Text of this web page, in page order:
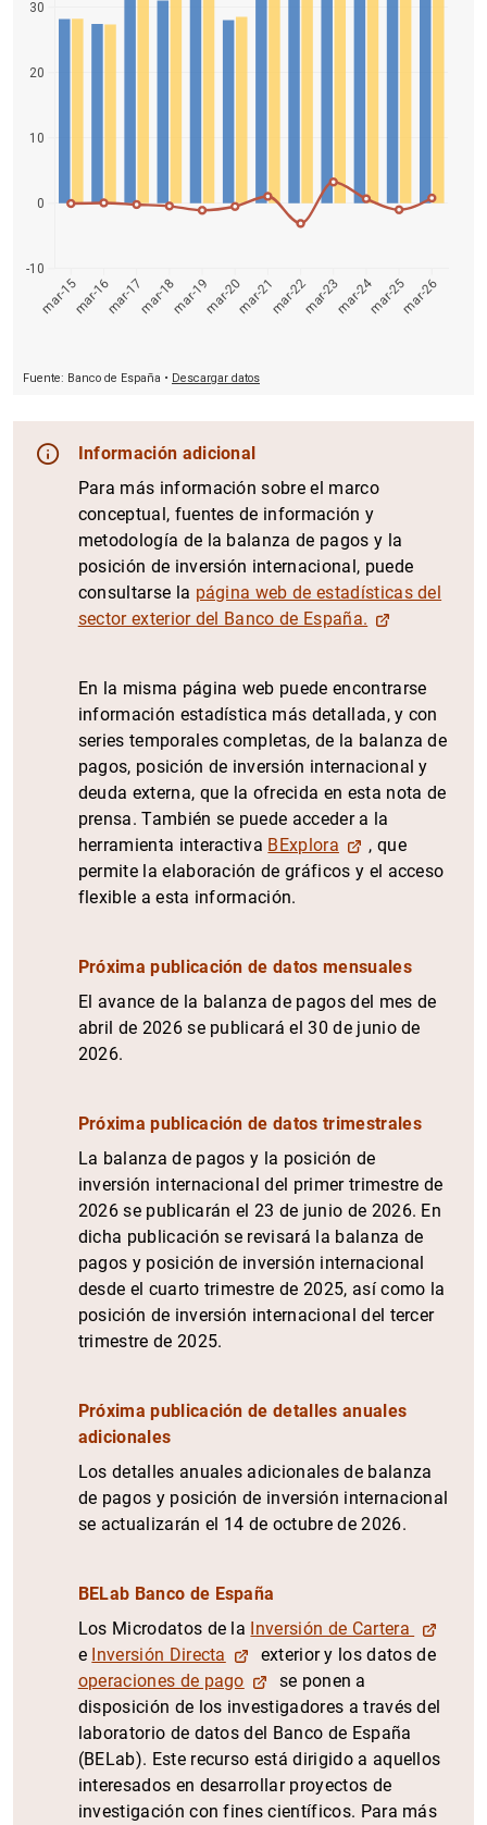
Información adicional
Para más información sobre el marco
conceptual, fuentes de información y
metodología de la balanza de pagos y la
posición de inversión internacional, puede
consultarse la página web de estadísticas del
sector exterior del Banco de España.
En la misma página web puede encontrarse
información estadística más detallada, y con
series temporales completas, de la balanza de
pagos, posición de inversión internacional y
deuda externa, que la ofrecida en esta nota de
prensa. También se puede acceder a la
herramienta interactiva BExplora
, que
permite la elaboración de gráficos y el acceso
flexible a esta información.
Próxima publicación de datos mensuales
El avance de la balanza de pagos del mes de
abril de 2026 se publicará el 30 de junio de
2026.
Próxima publicación de datos trimestrales
La balanza de pagos y la posición de
inversión internacional del primer trimestre de
2026 se publicarán el 23 de junio de 2026. En
dicha publicación se revisará la balanza de
pagos y posición de inversión internacional
desde el cuarto trimestre de 2025, así como la
posición de inversión internacional del tercer
trimestre de 2025.
Próxima publicación de detalles anuales
adicionales
Los detalles anuales adicionales de balanza
de pagos y posición de inversión internacional
se actualizarán el 14 de octubre de 2026.
BELab Banco de España
Los Microdatos de la Inversión de Cartera
e Inversión Directa
exterior y los datos de
operaciones de pago
se ponen a
disposición de los investigadores a través del
laboratorio de datos del Banco de España
(BELab). Este recurso está dirigido a aquellos
interesados en desarrollar proyectos de
investigación con fines científicos. Para más